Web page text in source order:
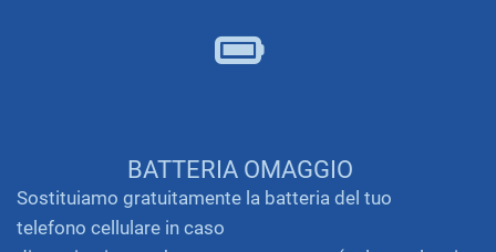
BATTERIA OMAGGIO
Sostituiamo gratuitamente la batteria del tuo
telefono cellulare in caso